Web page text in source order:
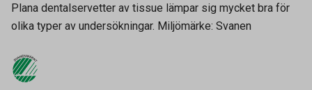
Plana dentalservetter av tissue lämpar sig mycket bra för
olika typer av undersökningar. Miljömärke: Svanen
Artikelnummer 50150048
Tidigare artikelnummer
Leverantörens